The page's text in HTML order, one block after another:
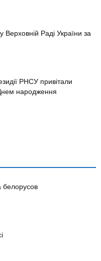
Верховній Раді України за
РНСУ привітали
народження
белорусов